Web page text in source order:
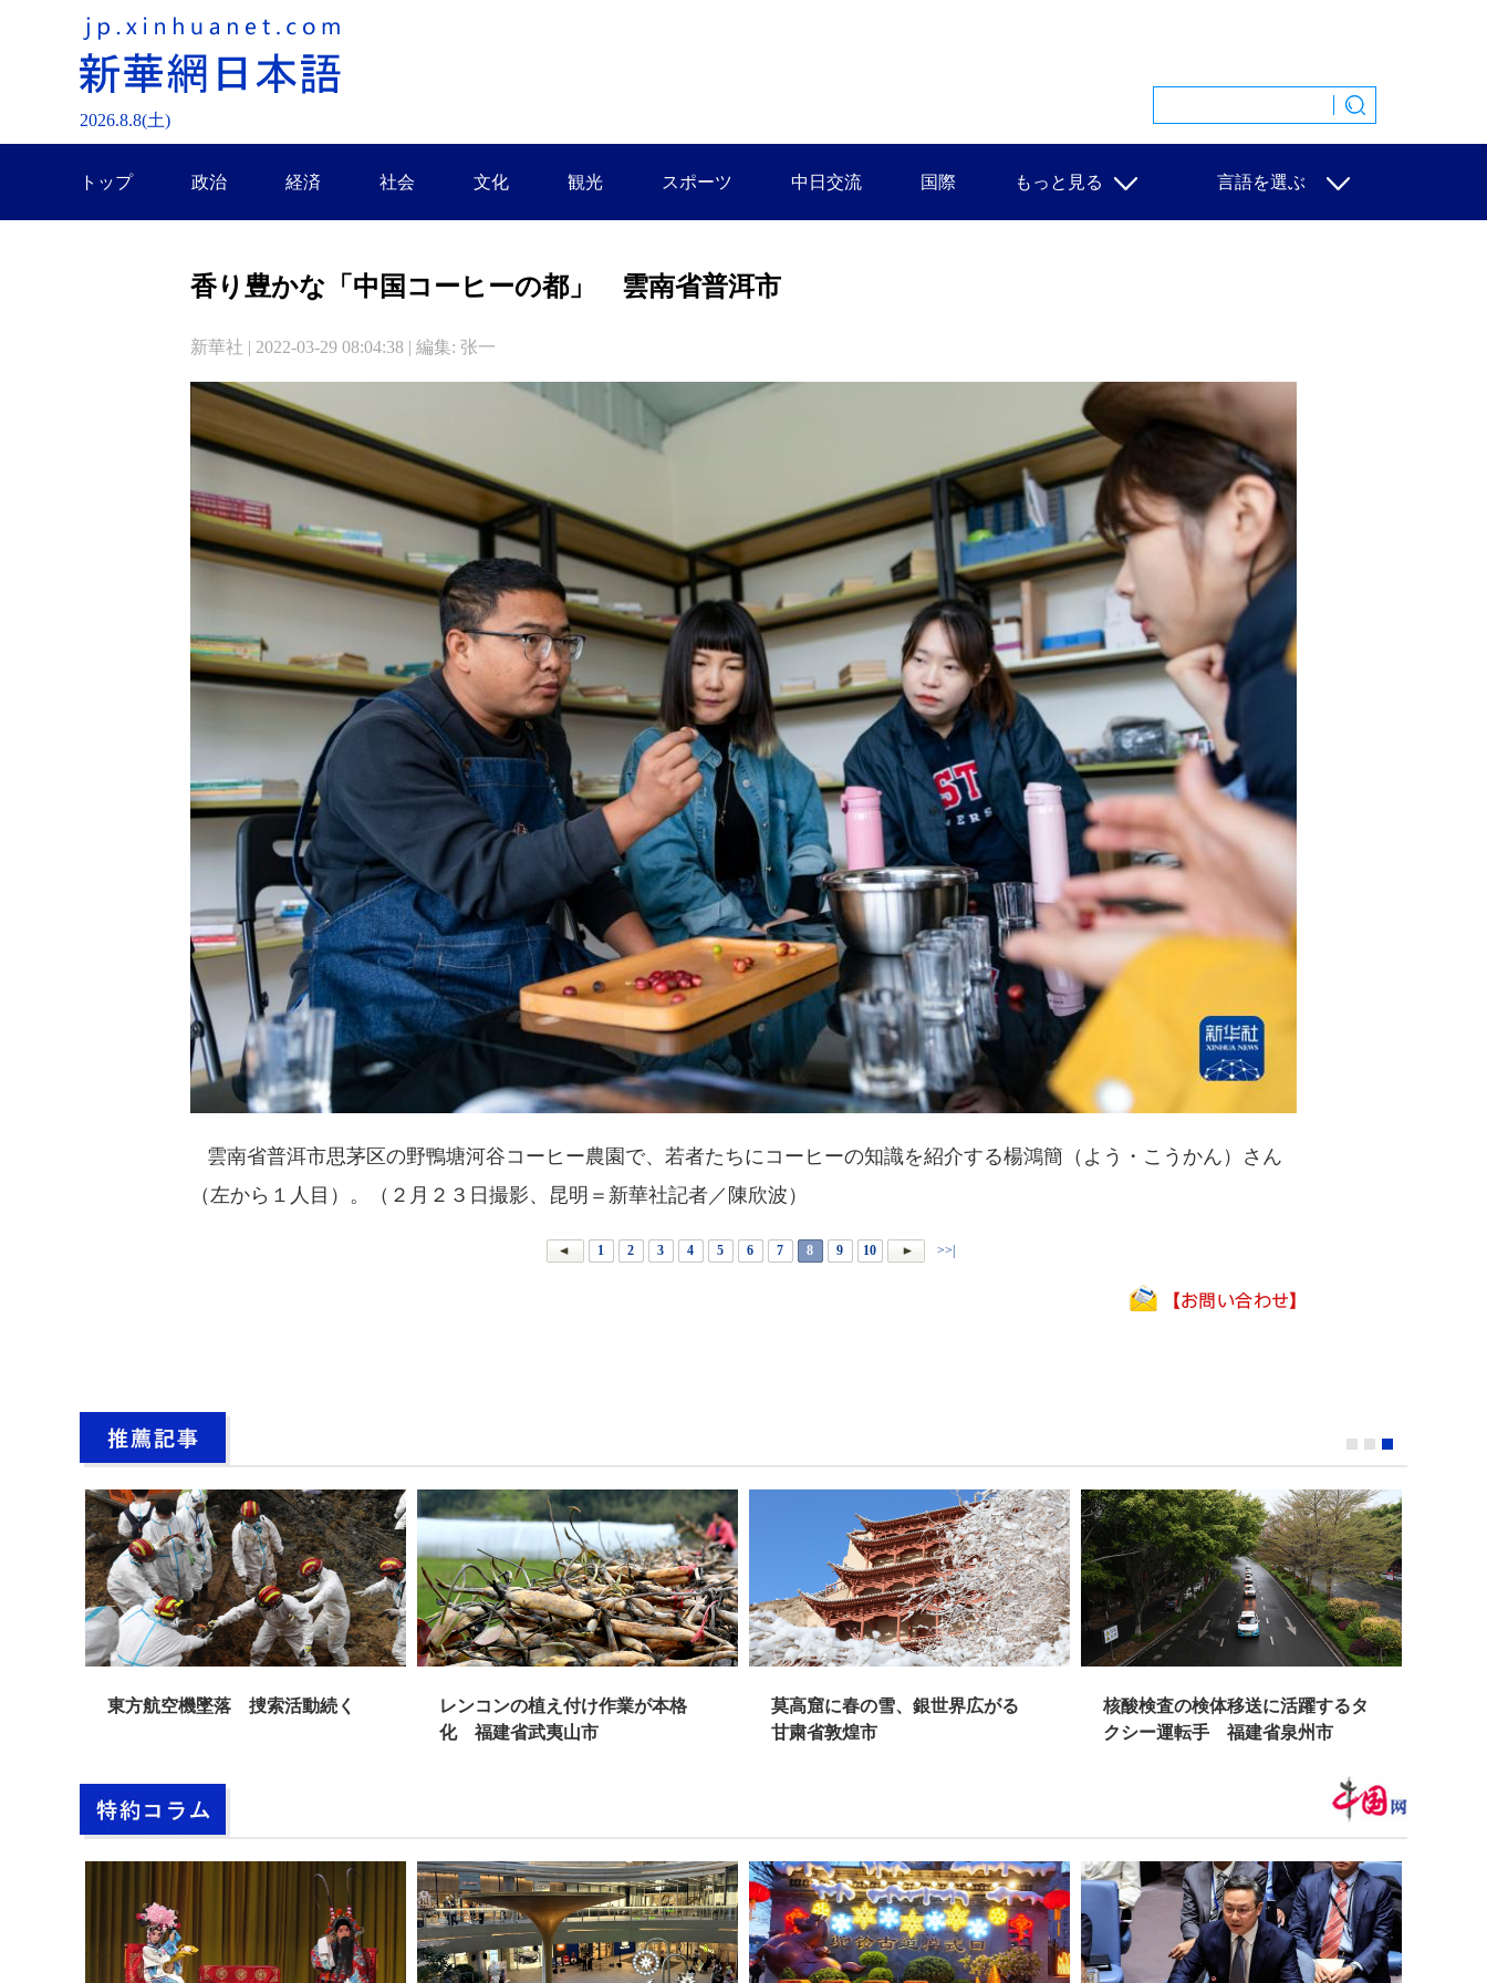
2026.8.8(土)
トップ 政治 経済 社会 文化 観光 スポーツ 中日交流 国際 もっと見る 言語を選ぶ
عربى
日本語
한국어
Deutsch
Português
香り豊かな「中国コーヒーの都」 雲南省普洱市
新華社 | 2022-03-29 08:04:38 | 編集: 张一
雲南省普洱市思茅区の野鴨塘河谷コーヒー農園で、若者たちにコーヒーの知識を紹介する楊鴻簡（よう・こうかん）さん
（左から１人目）。（２月２３日撮影、昆明＝新華社記者／陳欣波）
1 2 3 4 5 6 7 8 9 10 >>|
東方航空機墜落 捜索活動続く
レンコンの植え付け作業が本格
化 福建省武夷山市
莫高窟に春の雪、銀世界広がる
甘粛省敦煌市
核酸検査の検体移送に活躍するタ
クシー運転手 福建省泉州市